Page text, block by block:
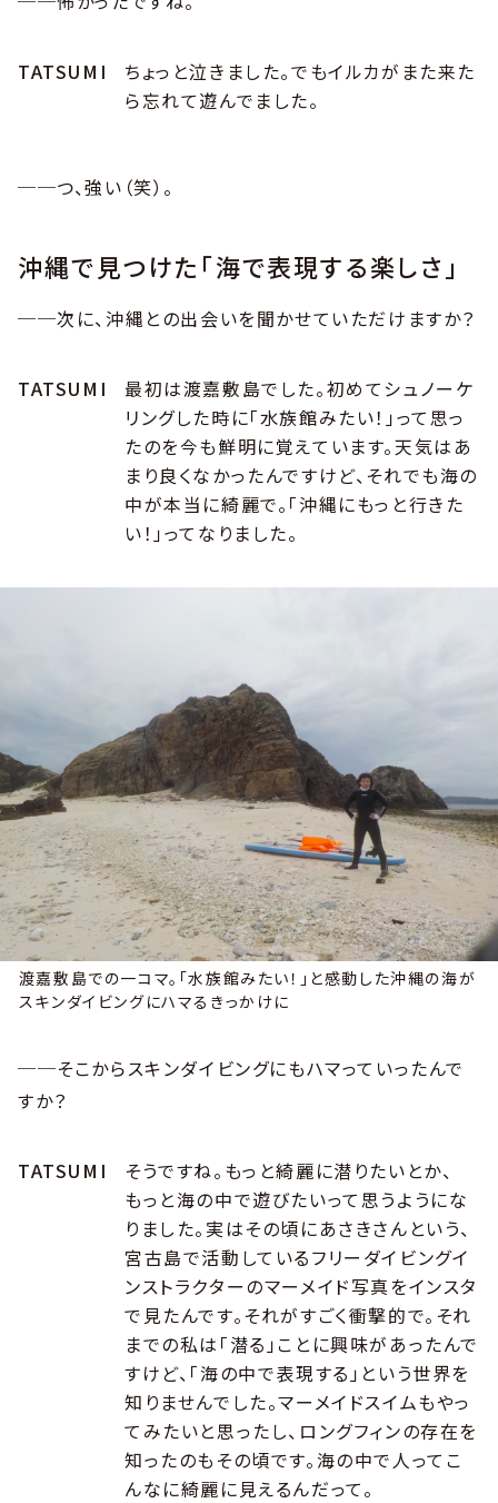
TATSUMI
ちょっと泣きました。でもイルカがまた来た
ら忘れて遊んでました。
──つ、強い（笑）。
沖縄で見つけた「海で表現する楽しさ」
──次に、沖縄との出会いを聞かせていただけますか？
TATSUMI
最初は渡嘉敷島でした。初めてシュノーケ
リングした時に「水族館みたい！」って思っ
たのを今も鮮明に覚えています。天気はあ
まり良くなかったんですけど、それでも海の
中が本当に綺麗で。「沖縄にもっと行きた
い！」ってなりました。
渡嘉敷島での一コマ。「水族館みたい！」と感動した沖縄の海が
スキンダイビングにハマるきっかけに
──そこからスキンダイビングにもハマっていったんで
すか？
TATSUMI
そうですね。もっと綺麗に潜りたいとか、
もっと海の中で遊びたいって思うようにな
りました。実はその頃にあさきさんという、
宮古島で活動しているフリーダイビングイ
ンストラクターのマーメイド写真をインスタ
で見たんです。それがすごく衝撃的で。それ
までの私は「潜る」ことに興味があったんで
すけど、「海の中で表現する」という世界を
知りませんでした。マーメイドスイムもやっ
てみたいと思ったし、ロングフィンの存在を
知ったのもその頃です。海の中で人ってこ
んなに綺麗に見えるんだって。